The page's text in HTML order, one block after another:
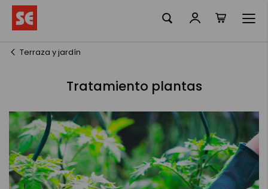
contenido
Terraza y jardín
Tratamiento plantas